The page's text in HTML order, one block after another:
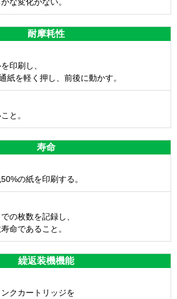
耐摩耗性
印刷し、
紙を軽く押し、前後に動かす。
と。
寿命
の紙を印刷する。
の枚数を記録し、
命であること。
繰返装機機能
クカートリッジを